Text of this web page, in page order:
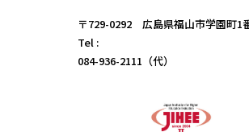
〒729-0292 広島県福山市学園町1
Tel :
084-936-2111（代）